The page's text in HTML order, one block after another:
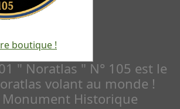
" Noratlas " N° 105 est le
volant au monde !
Monument Historique
boutique !